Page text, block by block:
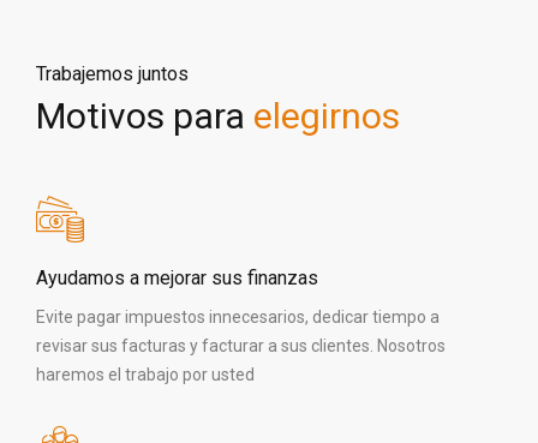
Trabajemos juntos
Motivos para elegirnos
Ayudamos a mejorar sus finanzas
Evite pagar impuestos innecesarios, dedicar tiempo a
revisar sus facturas y facturar a sus clientes. Nosotros
haremos el trabajo por usted